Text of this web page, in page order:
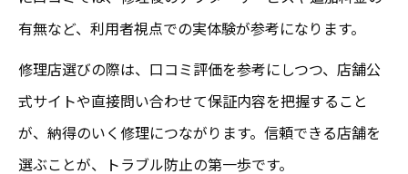
有無など、利用者視点での実体験が参考になります。
修理店選びの際は、口コミ評価を参考にしつつ、店舗公
式サイトや直接問い合わせて保証内容を把握すること
が、納得のいく修理につながります。信頼できる店舗を
選ぶことが、トラブル防止の第一歩です。